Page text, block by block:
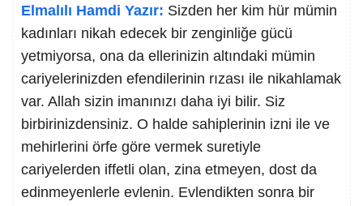
Elmalılı Hamdi Yazır: Sizden her kim hür mümin
kadınları nikah edecek bir zenginliğe gücü
yetmiyorsa, ona da ellerinizin altındaki mümin
cariyelerinizden efendilerinin rızası ile nikahlamak
var. Allah sizin imanınızı daha iyi bilir. Siz
birbirinizdensiniz. O halde sahiplerinin izni ile ve
mehirlerini örfe göre vermek suretiyle
cariyelerden iffetli olan, zina etmeyen, dost da
edinmeyenlerle evlenin. Evlendikten sonra bir